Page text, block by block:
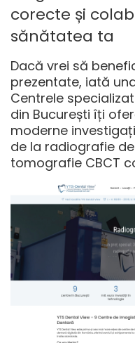
corecte și
sănătatea ta
Dacă vrei să
prezentate, iată
Centrele
din București îți
moderne
de la radiografie
tomografie CBCT